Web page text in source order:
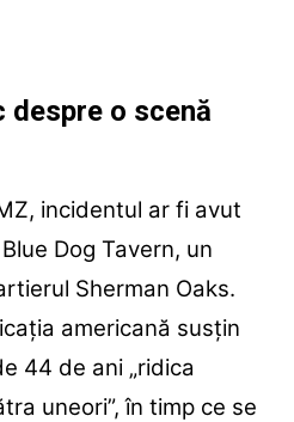
o scenă
incidentul ar fi avut
Dog Tavern, un
Sherman Oaks.
americană susțin
44 de ani „ridica
uneori”, în timp ce se